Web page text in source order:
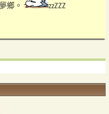
鄉。 zzZZZ